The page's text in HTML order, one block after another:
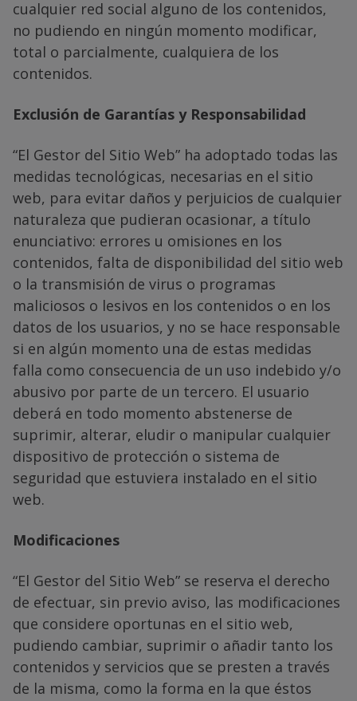
cualquier red social alguno de los contenidos,
no pudiendo en ningún momento modificar,
total o parcialmente, cualquiera de los
contenidos.
Exclusión de Garantías y Responsabilidad
“El Gestor del Sitio Web” ha adoptado todas las
medidas tecnológicas, necesarias en el sitio
web, para evitar daños y perjuicios de cualquier
naturaleza que pudieran ocasionar, a título
enunciativo: errores u omisiones en los
contenidos, falta de disponibilidad del sitio web
o la transmisión de virus o programas
maliciosos o lesivos en los contenidos o en los
datos de los usuarios, y no se hace responsable
si en algún momento una de estas medidas
falla como consecuencia de un uso indebido y/o
abusivo por parte de un tercero. El usuario
deberá en todo momento abstenerse de
suprimir, alterar, eludir o manipular cualquier
dispositivo de protección o sistema de
seguridad que estuviera instalado en el sitio
web.
Modificaciones
“El Gestor del Sitio Web” se reserva el derecho
de efectuar, sin previo aviso, las modificaciones
que considere oportunas en el sitio web,
pudiendo cambiar, suprimir o añadir tanto los
contenidos y servicios que se presten a través
de la misma, como la forma en la que éstos